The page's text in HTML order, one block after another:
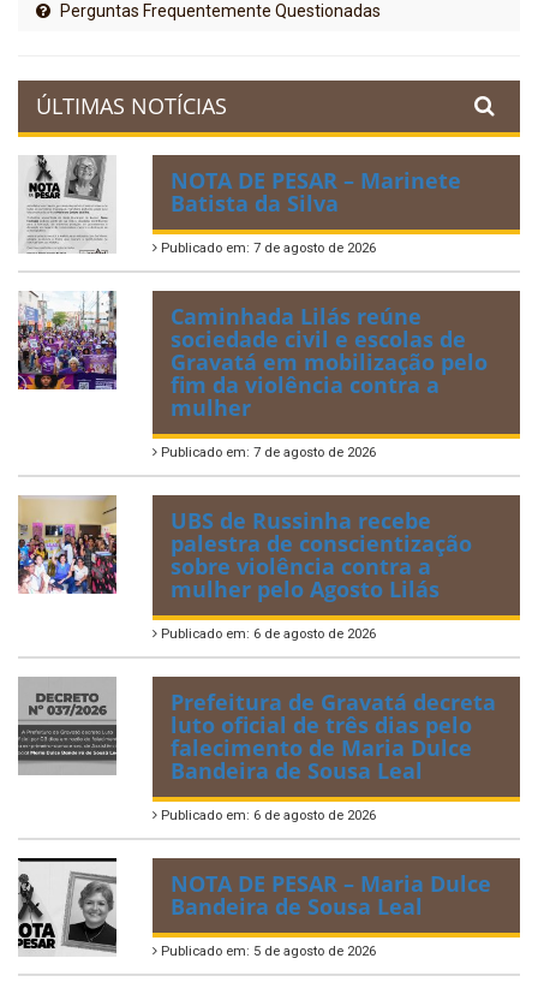
Perguntas Frequentemente Questionadas
ÚLTIMAS NOTÍCIAS
NOTA DE PESAR – Marinete
Batista da Silva
Publicado em: 7 de agosto de 2026
Caminhada Lilás reúne
sociedade civil e escolas de
Gravatá em mobilização pelo
fim da violência contra a
mulher
Publicado em: 7 de agosto de 2026
UBS de Russinha recebe
palestra de conscientização
sobre violência contra a
mulher pelo Agosto Lilás
Publicado em: 6 de agosto de 2026
Prefeitura de Gravatá decreta
luto oficial de três dias pelo
falecimento de Maria Dulce
Bandeira de Sousa Leal
Publicado em: 6 de agosto de 2026
NOTA DE PESAR – Maria Dulce
Bandeira de Sousa Leal
Publicado em: 5 de agosto de 2026